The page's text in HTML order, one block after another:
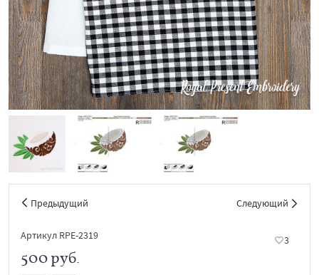
Предыдущий Следующий
Артикул RPE-2319 3
500 руб.